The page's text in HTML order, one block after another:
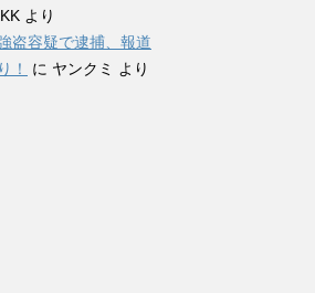
より
盗容疑で逮捕、報道
！
に ヤンクミ より